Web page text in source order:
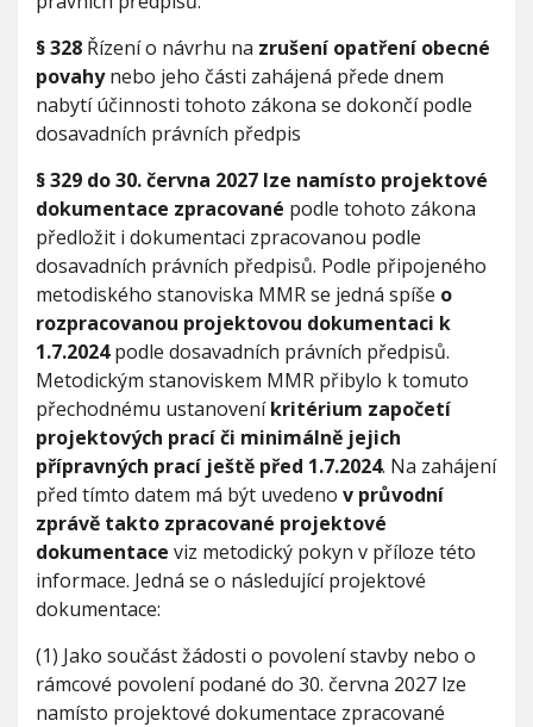
h
o
t
a
v
b
n
h
o
z
á
k
o
n
a
č
.
2
8
3
2
0
2
S
b
§ 328 Řízení o návrhu na zrušení opatření obecné
povahynebo jeho části zahájená přede dnem
nabytí účinnosti tohoto zákona se dokončí podle
dosavadních právních předpis
§ 329 do 30. června 2027 lze namísto projektové
dokumentace zpracované podle tohoto zákona
předložit i dokumentaci zpracovanou podle
dosavadních právních předpisů. Podle připojeného
metodiského stanoviska MMR se jedná spíše o
rozpracovanou projektovou dokumentaci k
1.7.2024podle dosavadních právních předpisů.
Metodickým stanoviskem MMR přibylo k tomuto
přechodnému ustanoveníkritérium započetí
projektových prací či minimálně jejich
přípravných prací ještě před 1.7.2024. Na zahájení
před tímto datem má být uvedeno v průvodní
zprávě takto zpracované projektové
dokumentace viz metodický pokyn v příloze této
informace. Jedná se o následující projektové
dokumentace:
(1) Jako součást žádosti o povolení stavby nebo o
rámcové povolení podané do 30. června 2027 lze
namísto projektové dokumentace zpracované